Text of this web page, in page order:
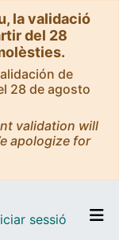
la validació
del 28
de
28 de agosto
validation will
apologize for
sessió (current)